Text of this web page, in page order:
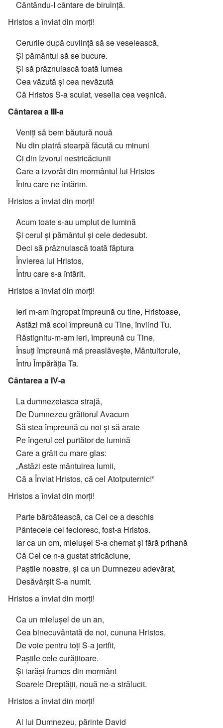
Cântându-I cântare de biruință.
Hristos a înviat din morți!
Cerurile după cuviință să se veselească,
Și pământul să se bucure.
Și să prăznuiască toată lumea
Cea văzută și cea nevăzută
Că Hristos S-a sculat, veselia cea veșnică.
Cântarea a III-a
Veniți să bem băutură nouă
Nu din piatră stearpă făcută cu minuni
Ci din Izvorul nestricăciunii
Care a izvorât din mormântul lui Hristos
Întru care ne întărim.
Hristos a înviat din morți!
Acum toate s-au umplut de lumină
Și cerul și pământul și cele dedesubt.
Deci să prăznuiască toată făptura
Învierea lui Hristos,
Întru care s-a întărit.
Hristos a înviat din morți!
Ieri m-am îngropat împreună cu tine, Hristoase,
Astăzi mă scol împreună cu Tine, înviind Tu.
Răstignitu-m-am ieri, împreună cu Tine,
Însuți împreună mă preaslăvește, Mântuitorule,
Întru Împărăția Ta.
Cântarea a IV-a
La dumnezeiasca strajă,
De Dumnezeu grăitorul Avacum
Să stea împreună cu noi și să arate
Pe îngerul cel purtător de lumină
Care a grăit cu mare glas:
„Astăzi este mântuirea lumii,
Că a Înviat Hristos, că cel Atotputernic!”
Hristos a înviat din morți!
Parte bărbătească, ca Cel ce a deschis
Pântecele cel fecioresc, fost-a Hristos.
Iar ca un om, mielușel S-a chemat și fără prihană
Că Cel ce n-a gustat stricăciune,
Paștile noastre, și ca un Dumnezeu adevărat,
Desăvârșit S-a numit.
Hristos a înviat din morți!
Ca un mielușel de un an,
Cea binecuvântată de noi, cununa Hristos,
De voie pentru toți S-a jertfit,
Paștile cele curățitoare.
Și iarăși frumos din mormânt
Soarele Dreptății, nouă ne-a strălucit.
Hristos a înviat din morți!
Al lui Dumnezeu, părinte David